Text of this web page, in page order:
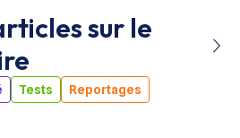
sur le
Tests Reportages